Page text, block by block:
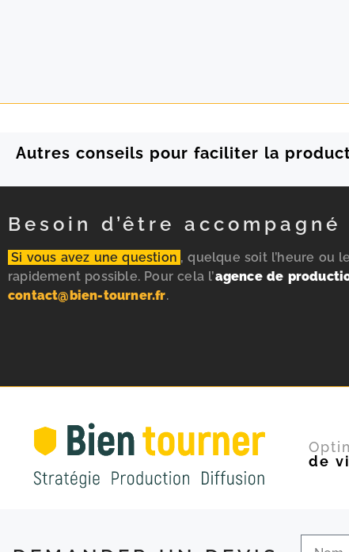
Autres conseils pour faciliter la
Besoin d’être
Si vous avez une question , quelque soit l’heure ou
rapidement possible. Pour cela l’agence de
contact@bien-tourner.fr.
de